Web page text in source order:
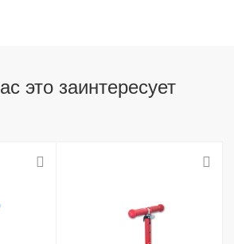
это заинтересует